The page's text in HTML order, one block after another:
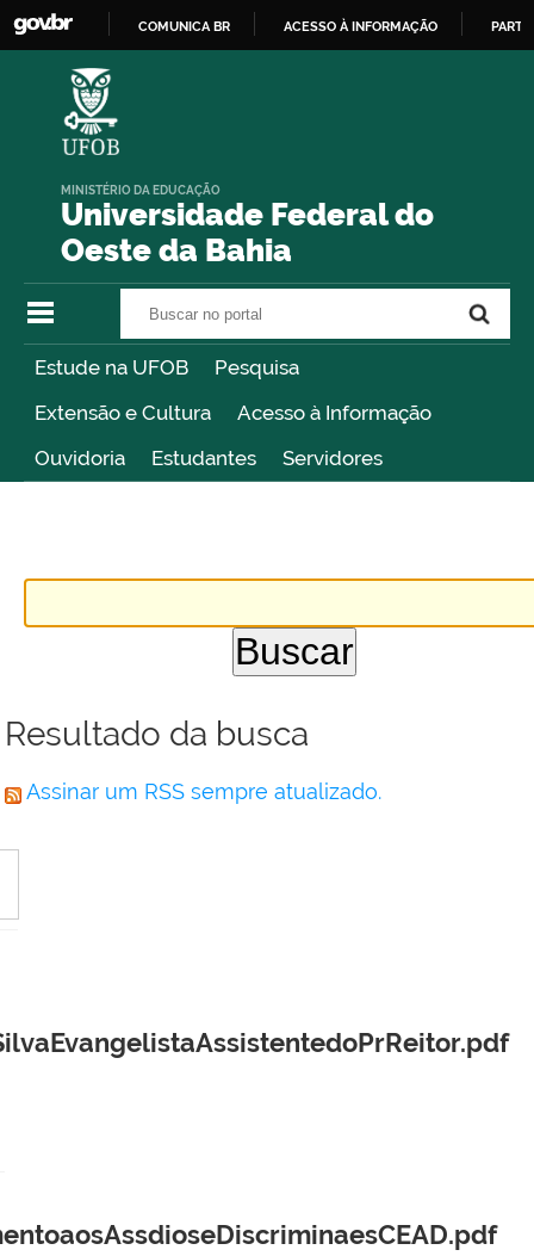
COMUNICA BR ACESSO À INFORMAÇÃO
Universidade Federal do
Oeste da Bahia
MINISTÉRIO DA EDUCAÇÃO
Estude na UFOB
Pesquisa
Extensão e Cultura
Acesso à Informação
Ouvidoria
Estudantes Servidores
Resultado da busca
Assinar um RSS sempre atualizado.